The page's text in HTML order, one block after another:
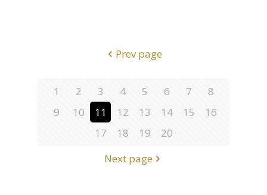
Prev page
1 2 3 4 5 6 7
8
9
10 11 12 13 14 15
16
17
18 19
20
Next page